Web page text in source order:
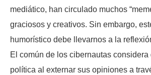
mediático, han circulado muchos
graciosos y creativos. Sin embargo,
humorístico debe llevarnos a la
El común de los cibernautas considera
política al externar sus opiniones a